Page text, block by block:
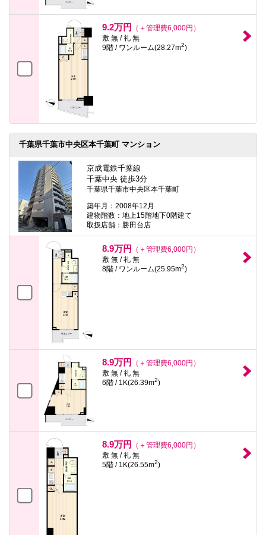
9.2万円
（＋管理費6,000円）
敷 無 / 礼 無
9階 / ワンルーム(28.27m2)
千葉県千葉市中央区本千葉町 マンション
京成電鉄千葉線
千葉中央 徒歩3分
千葉県千葉市中央区本千葉町
築年月：2008年12月
建物階数：地上15階地下0階建て
取扱店舗：勝田台店
8.9万円
（＋管理費6,000円）
敷 無 / 礼 無
8階 / ワンルーム(25.95m2)
8.9万円
（＋管理費6,000円）
敷 無 / 礼 無
6階 / 1K(26.39m2)
8.9万円
（＋管理費6,000円）
敷 無 / 礼 無
5階 / 1K(26.55m2)